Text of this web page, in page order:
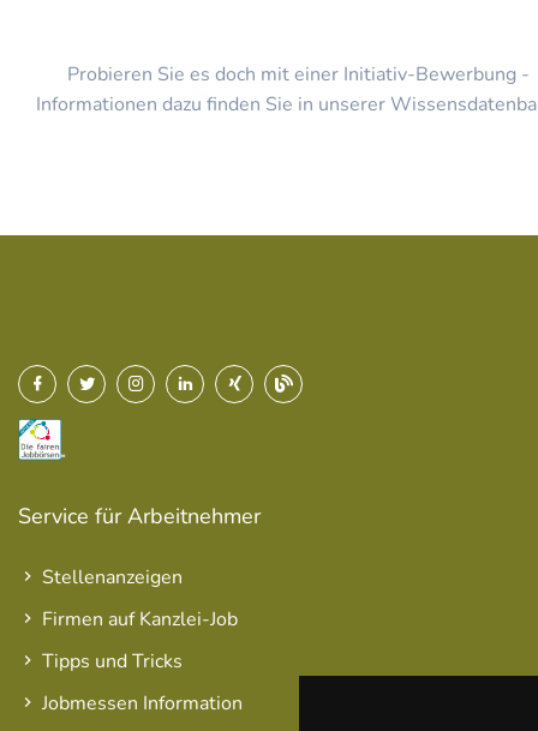
Probieren Sie es doch mit einer Initiativ-Bewerbung -
Informationen dazu finden Sie in unserer
Service für Arbeitnehmer
Stellenanzeigen
Firmen auf Kanzlei-Job
Tipps und Tricks
Jobmessen Information